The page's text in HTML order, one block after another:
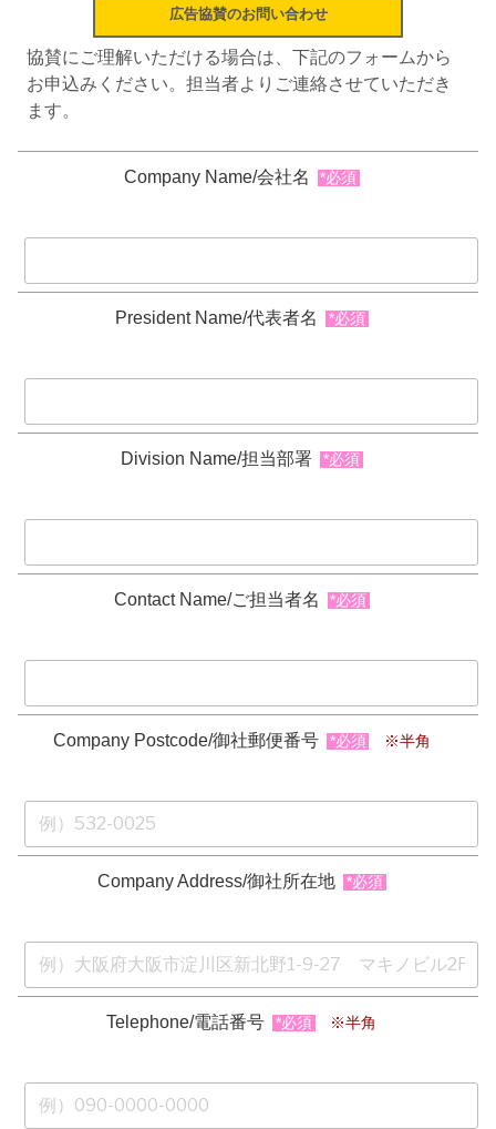
広告協賛のお問い合わせ
協賛にご理解いただける場合は、下記のフォームから
お申込みください。担当者よりご連絡させていただき
ます。
Company Name/会社名 *必須
President Name/代表者名 *必須
Division Name/担当部署 *必須
Contact Name/ご担当者名 *必須
Company Postcode/御社郵便番号 *必須 ※半角
Company Address/御社所在地 *必須
Telephone/電話番号 *必須 ※半角